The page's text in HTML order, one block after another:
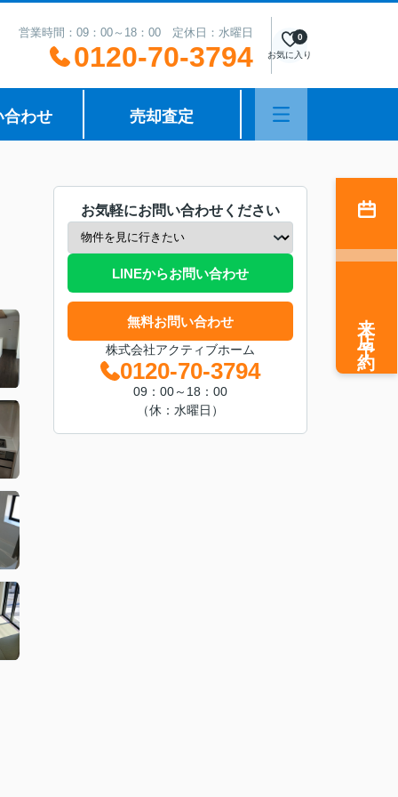
営業時間：09：00～18：00 定休日：水曜日
0120-70-3794 お気に入り
0
合わせ 売却査定
お気軽にお問い合わせください
LINEからお問い合わせ
無料お問い合わせ
株式会社アクティブホーム
0120-70-3794
09：00～18：00
（休：水曜日）
来店予約